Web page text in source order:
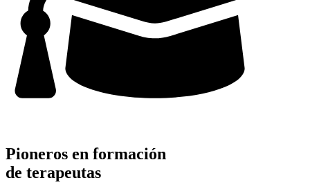
Pioneros en formación
de terapeutas